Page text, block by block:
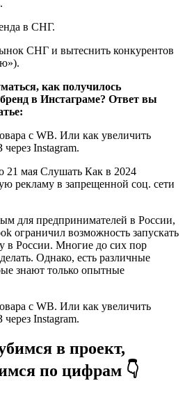
в СНГ.
СНГ и вытеснить конкурентов
как получилось
в Инстаграме? Ответ вы
мая Слушать Как в 2024
рекламу в запрещенной соц. сети
для предпринимателей в России,
ограничил возможность запускать
в России. Многие до сих пор
Однако, есть различные
знают только опытные
в проект,
по цифрам 👇